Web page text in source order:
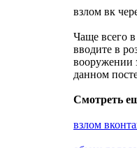
взлом вк
Чаще всего
вводите в
вооружении
данном
Смотреть
взлом